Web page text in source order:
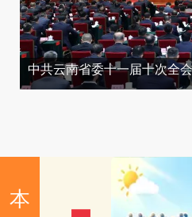
中共云南省委十一届十次全
本